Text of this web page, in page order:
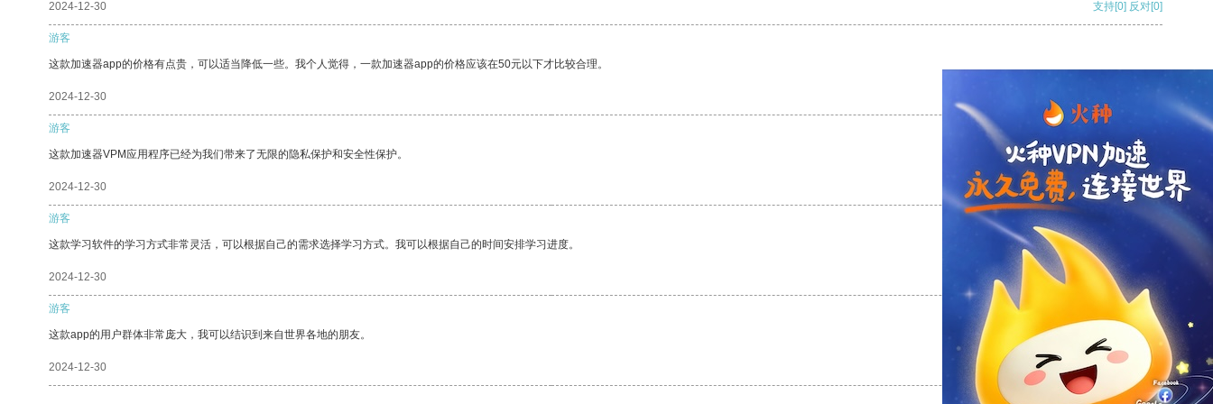
2024-12-30 支持[0] 反对[0]
游客
这款加速器app的价格有点贵，可以适当降低一些。我个人觉得，一款加速器app的价格应该在50元以下才比较合理。
2024-12-30
游客
这款加速器VPM应用程序已经为我们带来了无限的隐私保护和安全性保护。
2024-12-30 支持 [0] 反对[0]
游客
这款学习软件的学习方式非常灵活，可以根据自己的需求选择学习方式。我可以根据自己的时间安排学习进度。
2024-12-30 支持[0] 反对
游客
这款app的用户群体非常庞大，我可以结识到来自世界各地的朋友。
2024-12-30 支持[0] 反对[0]